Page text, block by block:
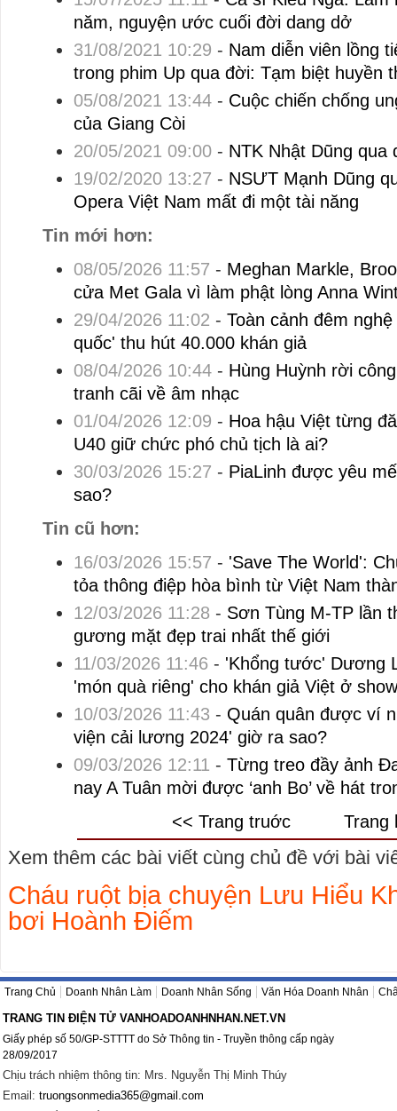
năm, nguyện ước cuối đời dang dở
31/08/2021 10:29 - Nam diễn viên lồng
trong phim Up qua đời: Tạm biệt huyền
05/08/2021 13:44- Cuộc chiến chống
của Giang Còi
20/05/2021 09:00- NTK Nhật Dũng qua
19/02/2020 13:27 - NSƯT Mạnh Dũng
Opera Việt Nam mất đi một tài năng
Tin mới hơn:
08/05/2026 11:57 - Meghan Markle,
cửa Met Gala vì làm phật lòng Anna
29/04/2026 11:02 - Toàn cảnh đêm
quốc' thu hút 40.000 khán giả
08/04/2026 10:44- Hùng Huỳnh rời
tranh cãi về âm nhạc
01/04/2026 12:09 - Hoa hậu Việt từng
U40 giữ chức phó chủ tịch là ai?
30/03/2026 15:27 - PiaLinh được yêu
sao?
Tin cũ hơn:
16/03/2026 15:57 - 'Save The World':
tỏa thông điệp hòa bình từ Việt Nam
12/03/2026 11:28 - Sơn Tùng M-TP lần
gương mặt đẹp trai nhất thế giới
11/03/2026 11:46 - 'Khổng tước' Dương
'món quà riêng' cho khán giả Việt ở
10/03/2026 11:43 - Quán quân được ví
viện cải lương 2024' giờ ra sao?
09/03/2026 12:11 - Từng treo đầy ảnh
nay A Tuân mời được ‘anh Bo’ về hát
<< Trang truớc
Trang
Xem thêm các bài viết cùng chủ đề với bài
Cháu ruột bịa chuyện Lưu Hiểu
bơi Hoành Điếm
Trang Chủ Doanh Nhân Làm Doanh Nhân Sống Văn Hóa Doanh Nhân
TRANG TIN ĐIỆN TỬ VANHOADOANHNHAN.NET.VN
Giấy phép số 50/GP-STTTT do Sở Thông tin - Truyền thông cấp ngày
28/09/2017
Chịu trách nhiệm thông tin: Mrs. Nguyễn Thị Minh Thúy
Email: truongsonmedia365@gmail.com